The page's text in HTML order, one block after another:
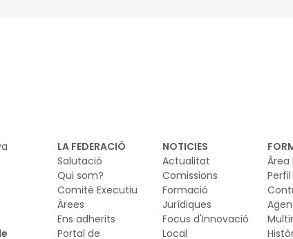
LA FEDERACIÓ
Salutació
Qui som?
Comitè Executiu
Àrees
Ens adherits
Portal de
NOTICIES
Actualitat
Comissions
Formació
Jurídiques
Focus d'Innovació
Local
Àrea